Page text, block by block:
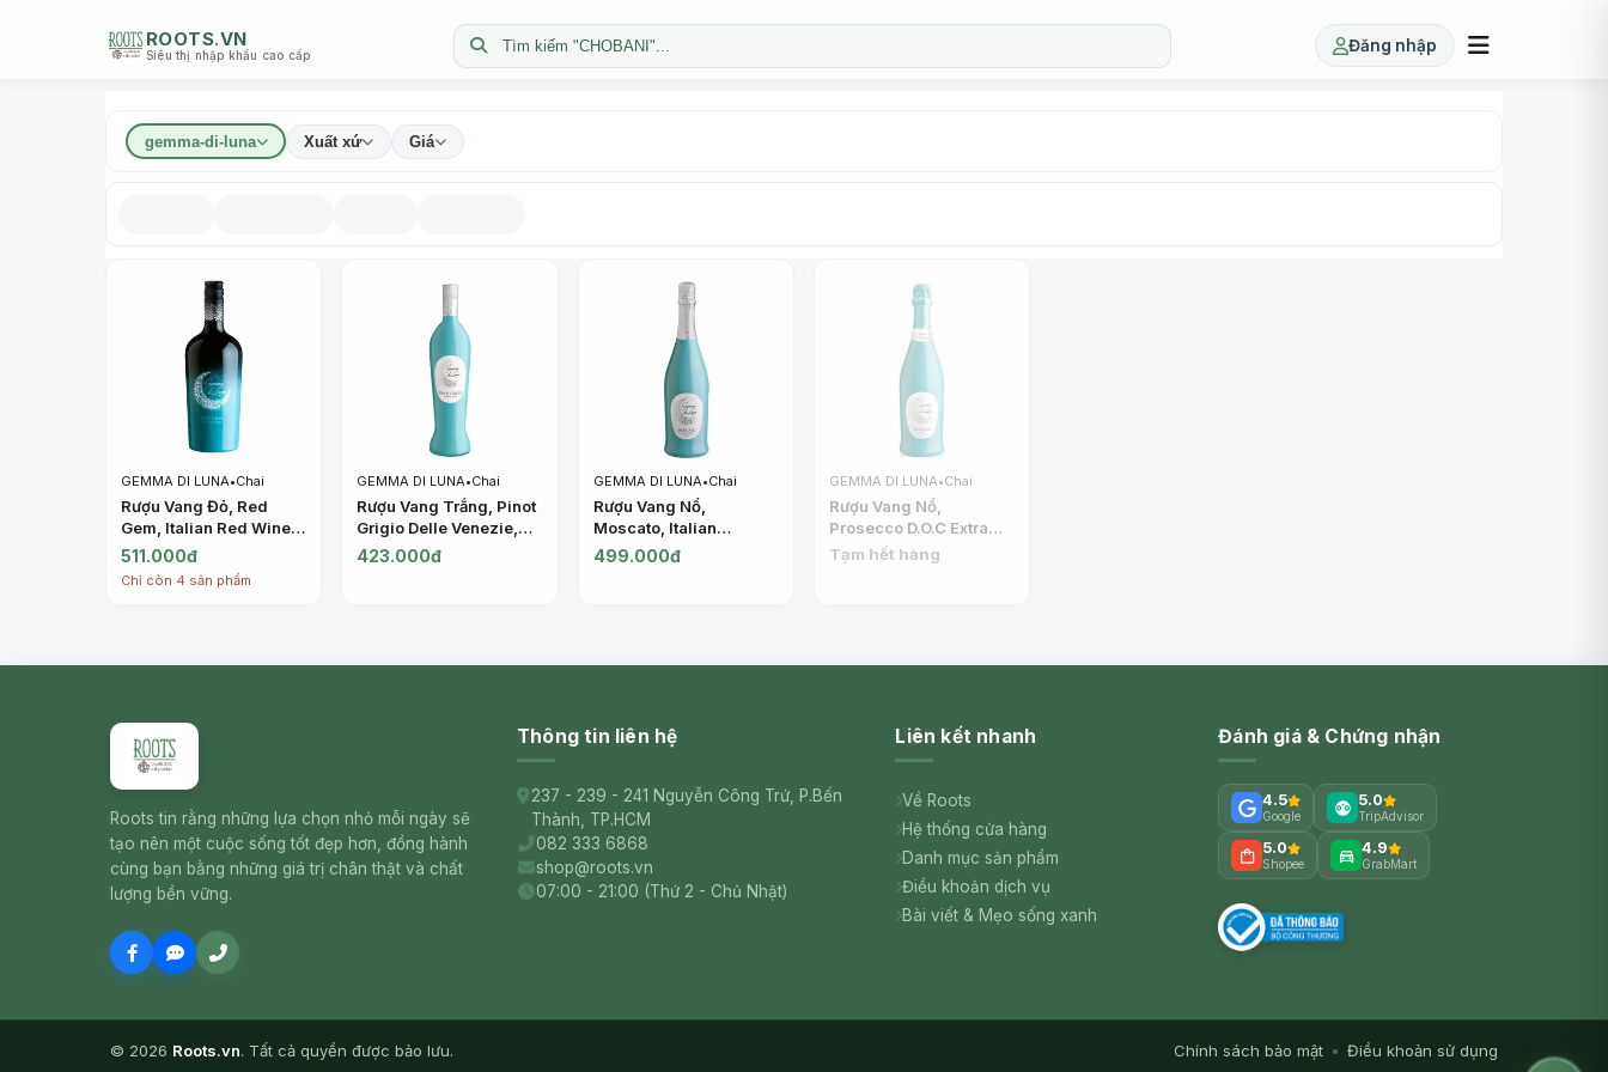
ROOTS.VN
Siêu thị nhập khẩu cao cấp
Tìm kiếm "CHOBANI"... Đăng nhập
gemma-di-luna Xuất xứ Giá
GEMMA DI LUNA•Chai
Rượu Vang Đỏ, Red
Gem, Italian Red Wine,
13.5% (750ml) -
GEMMA DI LUNA
511.000đ
Chỉ còn 4 sản phẩm
GEMMA DI LUNA•Chai
Rượu Vang Trắng, Pinot
Grigio Delle Venezie,
Italian White Wine
423.000đ
GEMMA DI LUNA•Chai
Rượu Vang Nổ,
Moscato, Italian
Sparkling White Wine,
499.000đ
GEMMA DI LUNA•Chai
Rượu Vang Nổ,
Prosecco D.O.C Extra
Dry., Italian Sparkling
Tạm hết hàng
Roots tin rằng những lựa chọn nhỏ mỗi ngày sẽ
tạo nên một cuộc sống tốt đẹp hơn, đồng hành
cùng bạn bằng những giá trị chân thật và chất
lượng bền vững.
Thông tin liên hệ
237 - 239 - 241 Nguyễn Công Trứ, P.Bến
Thành, TP.HCM
082 333 6868
shop@roots.vn
07:00 - 21:00 (Thứ 2 - Chủ Nhật)
Liên kết nhanh
Về Roots
Hệ thống cửa hàng
Danh mục sản phẩm
Điều khoản dịch vụ
Bài viết & Mẹo sống xanh
Đánh giá & Chứng nhận
4.5
Google
5.0
TripAdvisor
5.0
Shopee
4.9
GrabMart
© 2026 Roots.vn. Tất cả quyền được bảo lưu. Chính sách bảo mật • Điều khoản sử dụng